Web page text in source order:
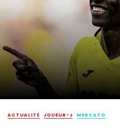
ACTUALITÉ JOUEUR-J MERCATO